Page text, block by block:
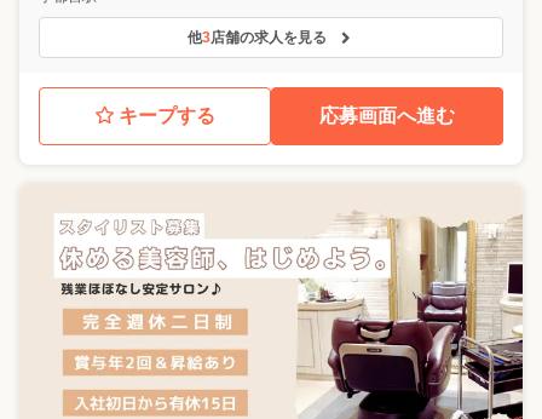
他3店舗の求人を見る
キープする 応募画面へ進む